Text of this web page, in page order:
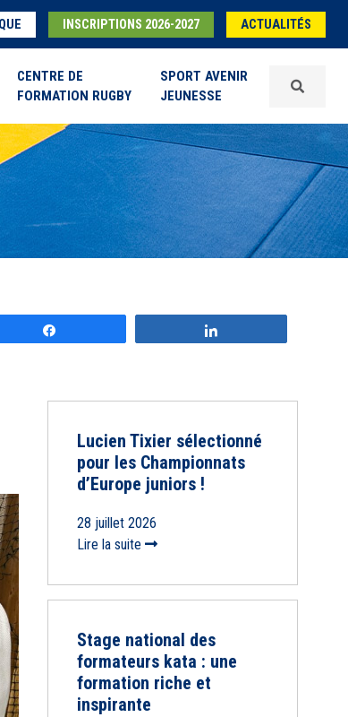
INSCRIPTIONS 2026-2027 ACTUALITÉS
CENTRE DE
FORMATION RUGBY
SPORT AVENIR
JEUNESSE
Lucien Tixier sélectionné
pour les Championnats
d’Europe juniors !
28 juillet 2026
Lire la suite
Stage national des
formateurs kata : une
formation riche et
inspirante